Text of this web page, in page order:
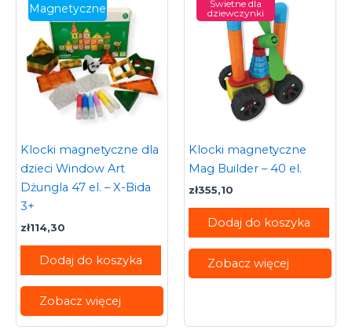
Magnetyczne
Klocki magnetyczne dla
dzieci Window Art
Dżungla 47 el. – X-Bida
3+
zł114,30
Dodaj do koszyka
Zobacz więcej
Świetne dla
dziewczynki
Klocki magnetyczne
Mag Builder – 40 el.
zł355,10
Dodaj do koszyka
Zobacz więcej